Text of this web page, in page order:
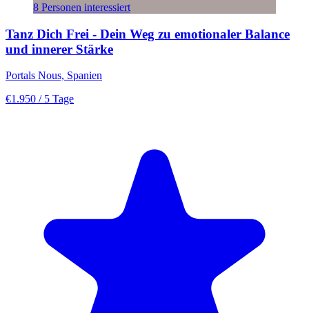
8 Personen interessiert
Tanz Dich Frei - Dein Weg zu emotionaler Balance
und innerer Stärke
Portals Nous, Spanien
€1.950 / 5 Tage